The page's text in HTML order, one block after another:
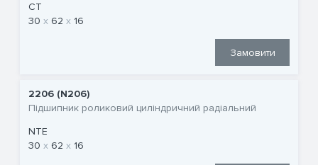
CT
30
62 16
Замовити
2206 (N206)
Підшипник роликовий циліндричний радіальний
NTE
30
62 16